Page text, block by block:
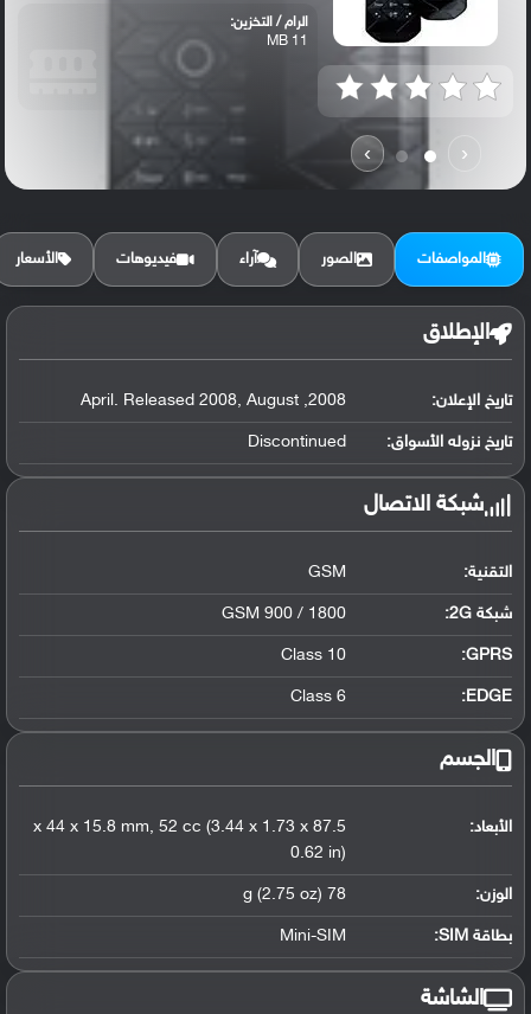
‹
›
الرام / التخزين:
11 MB
المواصفات الصور آراء فيديوهات الأسعار
الإطلاق
تاريخ الإعلان: 2008, April. Released 2008, August
تاريخ نزوله الأسواق: Discontinued
شبكة الاتصال
التقنية: GSM
شبكة 2G: GSM 900 / 1800
GPRS:
Class 10
EDGE:
Class 6
الجسم
الأبعاد:
87.5 x 44 x 15.8 mm, 52 cc (3.44 x 1.73 x
0.62 in)
الوزن: 78 g (2.75 oz)
بطاقة SIM: Mini-SIM
الشاشة